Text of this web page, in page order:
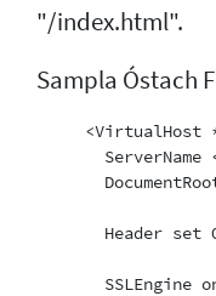
"/index.html".
Sampla Óstach
<VirtualHost
ServerName
Header set
SSLEngine